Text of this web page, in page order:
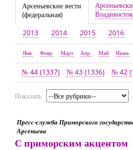
Арсеньевские вести
(федеральная)
Владивосток
2013 2014 2015 2016
Янв. Февр. Март Апр. Май Июнь
№ 44 (1337) № 43 (1336) № 42
Показать
Пресс-служба Приморского
Арсеньева
С приморским акцентом